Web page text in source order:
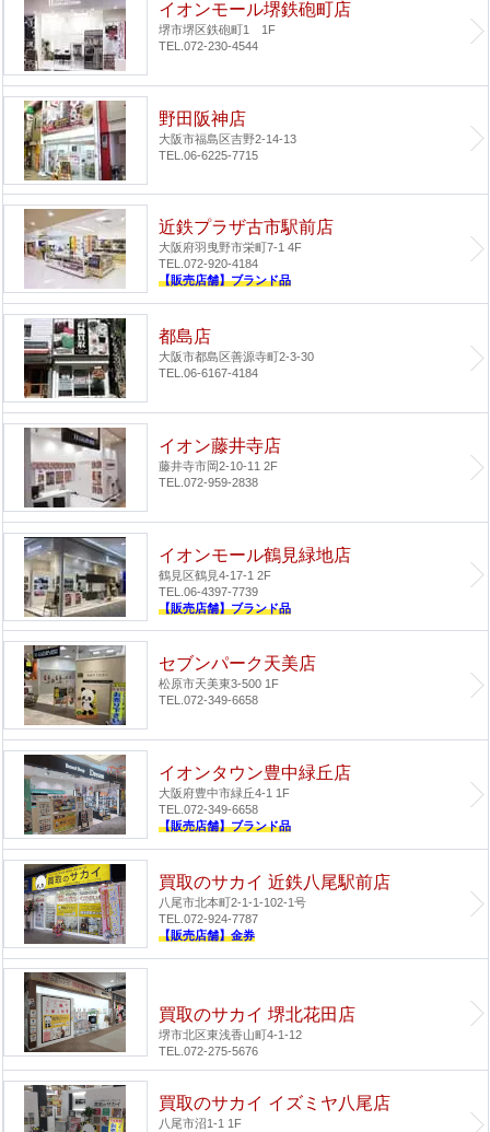
イオンモール堺鉄砲町店
堺市堺区鉄砲町1 1F
TEL.072-230-4544
野田阪神店
大阪市福島区吉野2-14-13
TEL.06-6225-7715
近鉄プラザ古市駅前店
大阪府羽曳野市栄町7-1 4F
TEL.072-920-4184
【販売店舗】ブランド品
都島店
大阪市都島区善源寺町2-3-30
TEL.06-6167-4184
イオン藤井寺店
藤井寺市岡2-10-11 2F
TEL.072-959-2838
イオンモール鶴見緑地店
鶴見区鶴見4-17-1 2F
TEL.06-4397-7739
【販売店舗】ブランド品
セブンパーク天美店
松原市天美東3-500 1F
TEL.072-349-6658
イオンタウン豊中緑丘店
大阪府豊中市緑丘4-1 1F
TEL.072-349-6658
【販売店舗】ブランド品
買取のサカイ 近鉄八尾駅前店
八尾市北本町2-1-1-102-1号
TEL.072-924-7787
【販売店舗】金券
買取のサカイ 堺北花田店
堺市北区東浅香山町4-1-12
TEL.072-275-5676
買取のサカイ イズミヤ八尾店
八尾市沼1-1 1F